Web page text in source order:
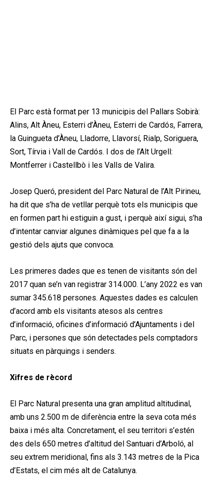
El Parc està format per 13 municipis del Pallars Sobirà:
Alins, Alt Àneu, Esterri d’Àneu, Esterri de Cardós, Farrera,
la Guingueta d’Àneu, Lladorre, Llavorsí, Rialp, Soriguera,
Sort, Tírvia i Vall de Cardós. I dos de l’Alt Urgell:
Montferrer i Castellbò i les Valls de Valira.
Josep Queró, president del Parc Natural de l’Alt Pirineu,
ha dit que s’ha de vetllar perquè tots els municipis que
en formen part hi estiguin a gust, i perquè així sigui, s’ha
d’intentar canviar algunes dinàmiques pel que fa a la
gestió dels ajuts que convoca.
Les primeres dades que es tenen de visitants són del
2017 quan se’n van registrar 314.000. L’any 2022 es van
sumar 345.618 persones. Aquestes dades es calculen
d’acord amb els visitants atesos als centres
d’informació, oficines d’informació d’Ajuntaments i del
Parc, i persones que són detectades pels comptadors
situats en pàrquings i senders.
Xifres de rècord
El Parc Natural presenta una gran amplitud altitudinal,
amb uns 2.500 m de diferència entre la seva cota més
baixa i més alta. Concretament, el seu territori s’estén
des dels 650 metres d’altitud del Santuari d’Arboló, al
seu extrem meridional, fins als 3.143 metres de la Pica
d’Estats, el cim més alt de Catalunya.